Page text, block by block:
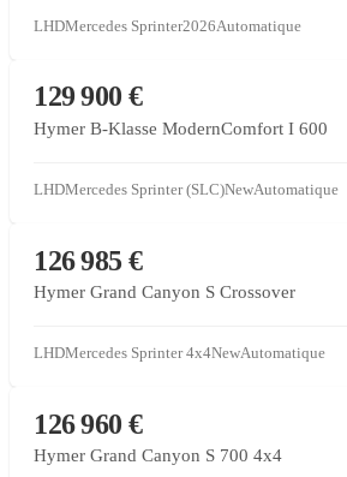
LHDMercedes Sprinter2026Automatique
CONCESSIONNAIRE PARTENAIRE
129 900 €
Hymer B-Klasse ModernComfort I 600
LHDMercedes Sprinter (SLC)NewAutomatique
CONCESSIONNAIRE PARTENAIRE
126 985 €
Hymer Grand Canyon S Crossover
LHDMercedes Sprinter 4x4NewAutomatique
CONCESSIONNAIRE PARTENAIRE
126 960 €
Hymer Grand Canyon S 700 4x4